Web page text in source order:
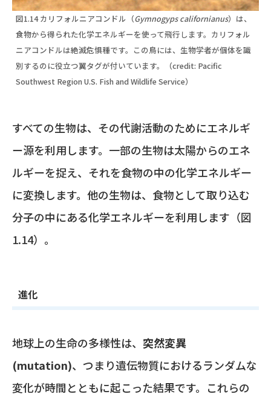
図1.14 カリフォルニアコンドル（Gymnogyps californianus）は、
食物から得られた化学エネルギーを使って飛行します。カリフォル
ニアコンドルは絶滅危惧種です。この鳥には、生物学者が個体を識
別するのに役立つ翼タグが付いています。（credit: Pacific
Southwest Region U.S. Fish and Wildlife Service）
すべての生物は、その代謝活動のためにエネルギ
ー源を利用します。一部の生物は太陽からのエネ
ルギーを捉え、それを食物の中の化学エネルギー
に変換します。他の生物は、食物として取り込む
分子の中にある化学エネルギーを利用します（図
1.14）。
進化
地球上の生命の多様性は、 突然変異
(mutation)、つまり遺伝物質におけるランダムな
変化が時間とともに起こった結果です。これらの